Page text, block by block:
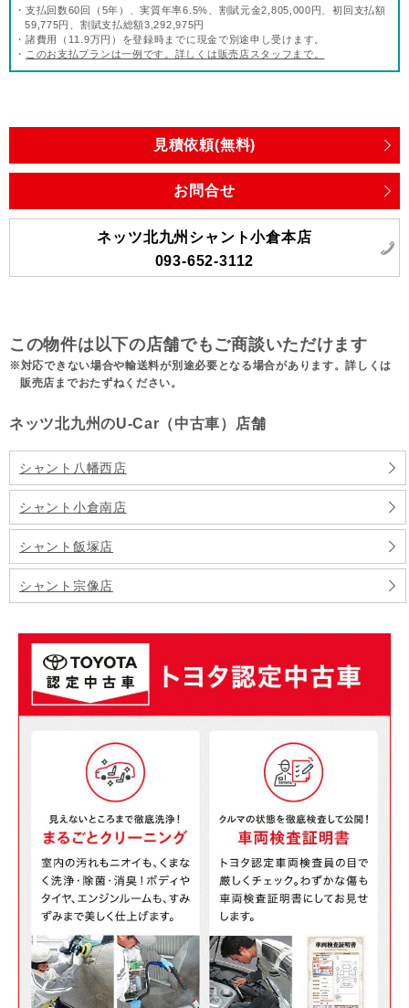
・支払回数60回（5年）、実質年率6.5%、割賦元金2,805,000円、初回支払額
59,775円、割賦支払総額3,292,975円
・諸費用（11.9万円）を登録時までに現金で別途申し受けます。
・ このお支払プランは一例です。詳しくは販売店スタッフまで。
見積依頼(無料)
お問合せ
ネッツ北九州シャント小倉本店
093-652-3112
この物件は以下の店舗でもご商談いただけます
対応できない場合や輸送料が別途必要となる場合があります。詳しくは
販売店までおたずねください。
ネッツ北九州のU-Car（中古車）店舗
シャント八幡西店
シャント小倉南店
シャント飯塚店
シャント宗像店